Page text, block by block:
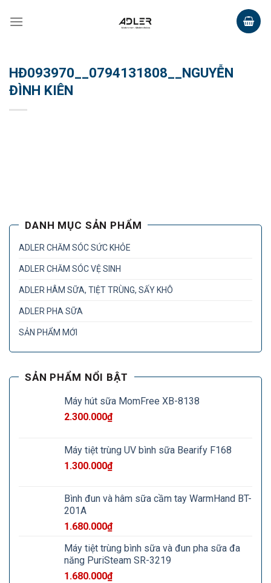
HĐ093970__0794131808__NGUYỄN
ĐÌNH KIÊN
DANH MỤC SẢN PHẨM
ADLER CHĂM SÓC SỨC KHỎE
ADLER CHĂM SÓC VỆ SINH
ADLER HÂM SỮA, TIỆT TRÙNG, SẤY KHÔ
ADLER PHA SỮA
SẢN PHẨM MỚI
SẢN PHẨM NỔI BẬT
Máy hút sữa MomFree XB-8138
2.300.000₫
Máy tiệt trùng UV bình sữa Bearify F168
1.300.000₫
Bình đun và hâm sữa cầm tay WarmHand BT-
201A
1.680.000₫
Máy tiệt trùng bình sữa và đun pha sữa đa
năng PuriSteam SR-3219
1.680.000₫